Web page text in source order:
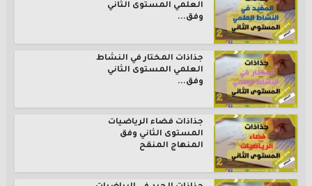
العلمي المستوى الثاني
وفق...
جذاذات المختار في النشاط
العلمي المستوى الثاني
وفق...
جذاذات فضاء الرياضيات
المستوى الثاني وفق
المنهاج المنقح